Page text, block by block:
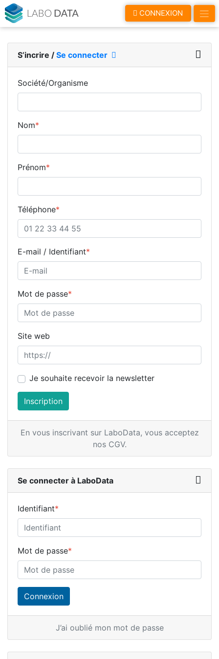
CONNEXION
S’incrire / Se connecter
Société/Organisme
Nom*
Prénom*
Téléphone*
E-mail / Identifiant*
Mot de passe*
Site web
Je souhaite recevoir la newsletter
Inscription
En vous inscrivant sur LaboData, vous acceptez
nos CGV.
Se connecter à LaboData
Identifiant*
Mot de passe*
J’ai oublié mon mot de passe